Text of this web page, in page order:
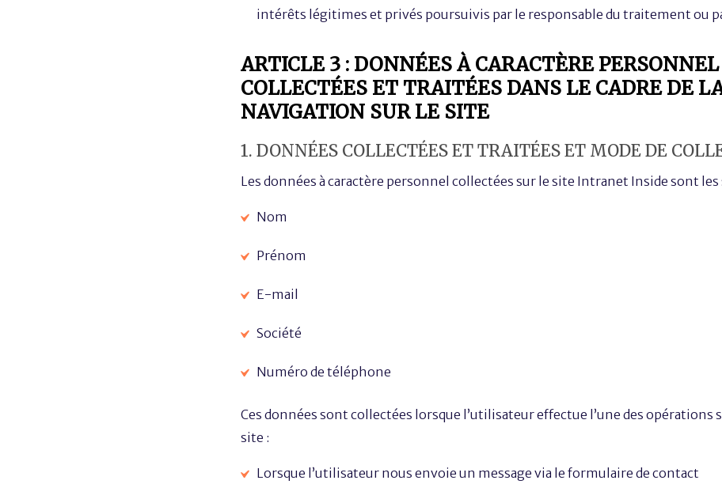
intérêts légitimes et privés poursuivis par le responsable du traitement ou
ARTICLE 3 : DONNÉES À CARACTÈRE PERSONNEL
COLLECTÉES ET TRAITÉES DANS LE CADRE DE
NAVIGATION SUR LE SITE
1. DONNÉES COLLECTÉES ET TRAITÉES ET MODE DE
Les données à caractère personnel collectées sur le site Intranet Inside sont les
Nom
Prénom
E-mail
Société
Numéro de téléphone
Ces données sont collectées lorsque l’utilisateur effectue l’une des opérations
site :
Lorsque l’utilisateur nous envoie un message via le formulaire de contact